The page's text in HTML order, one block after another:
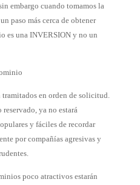
embargo cuando tomamos la
paso más cerca de obtener
es una INVERSION y no un
en orden de solicitud.
ya no estará
y fáciles de recordar
por compañías agresivas y
poco atractivos estarán